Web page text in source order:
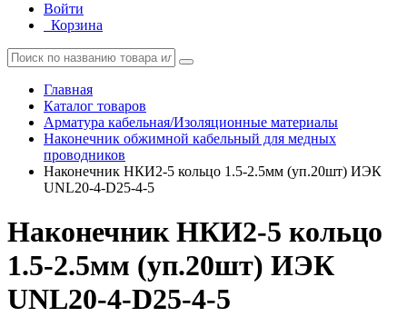
Войти
Корзина
Главная
Каталог товаров
Арматура кабельная/Изоляционные материалы
Наконечник обжимной кабельный для медных
проводников
Наконечник НКИ2-5 кольцо 1.5-2.5мм (уп.20шт) ИЭК
UNL20-4-D25-4-5
Наконечник НКИ2-5 кольцо
1.5-2.5мм (уп.20шт) ИЭК
UNL20-4-D25-4-5